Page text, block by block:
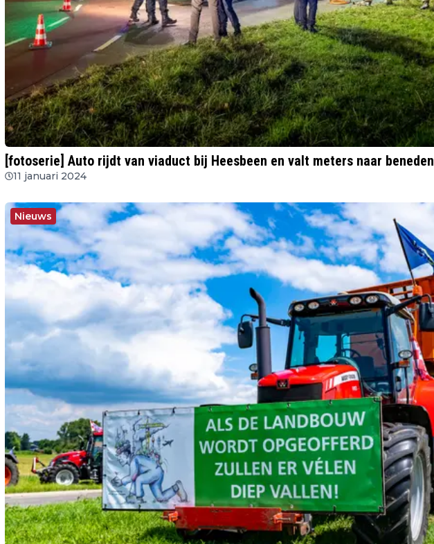
[fotoserie] Auto rijdt van viaduct bij Heesbeen en valt meters naar beneden
11 januari 2024
Nieuws